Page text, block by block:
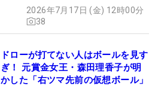
2026年7月17日 (金) 12時00分
38
ドローが打てない人はボールを見す
ぎ！ 元賞金女王・森田理香子が明
かした「右ツマ先前の仮想ボール」